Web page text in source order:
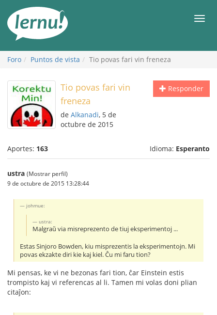
Foro Puntos de vista Tio povas fari vin freneza
Responder
Tio povas fari vin
freneza
de Alkanadi, 5 de
octubre de 2015
Aportes: 163 Idioma: Esperanto
ustra (Mostrar perfil)
9 de octubre de 2015 13:28:44
johmue:
ustra:
Malgraŭ via misreprezento de tiuj eksperimentoj ...
Estas Sinjoro Bowden, kiu misprezentis la eksperimentojn. Mi
povas ekzakte diri kie kaj kiel. Ĉu mi faru tion?
Mi pensas, ke vi ne bezonas fari tion, ĉar Einstein estis
trompisto kaj vi referencas al li. Tamen mi volas doni plian
citaĵon: